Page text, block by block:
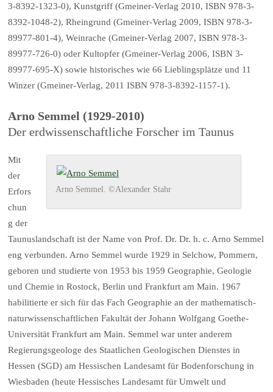
3-8392-1323-0), Kunstgriff (Gmeiner-Verlag 2010, ISBN 978-3-
8392-1048-2), Rheingrund (Gmeiner-Verlag 2009, ISBN 978-3-
89977-801-4), Weinrache (Gmeiner-Verlag 2007, ISBN 978-3-
89977-726-0) oder Kultopfer (Gmeiner-Verlag 2006, ISBN 3-
89977-695-X) sowie historisches wie 66 Lieblingsplätze und 11
Winzer (Gmeiner-Verlag, 2011 ISBN 978-3-8392-1157-1).
Arno Semmel (1929-2010)
Der erdwissenschaftliche Forscher im Taunus
Arno Semmel. ©Alexander Stahr
Mit
der
Erfors
chun
g der
Taunuslandschaft ist der Name von Prof. Dr. Dr. h. c. Arno Semmel
eng verbunden. Arno Semmel wurde 1929 in Selchow, Pommern,
geboren und studierte von 1953 bis 1959 Geographie, Geologie
und Chemie in Rostock, Berlin und Frankfurt am Main. 1967
habilitierte er sich für das Fach Geographie an der mathematisch-
naturwissenschaftlichen Fakultät der Johann Wolfgang Goethe-
Universität Frankfurt am Main. Semmel war unter anderem
Regierungsgeologe des Staatlichen Geologischen Dienstes in
Hessen (SGD) am Hessischen Landesamt für Bodenforschung in
Wiesbaden (heute Hessisches Landesamt für Umwelt und